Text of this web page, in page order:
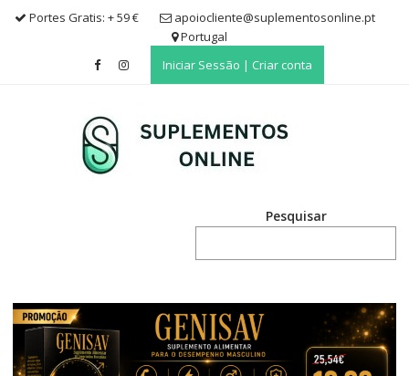
Portes Gratis: + 59 €
apoiocliente@suplementosonline.pt
Portugal
Iniciar Sessão | Criar conta
Pesquisar